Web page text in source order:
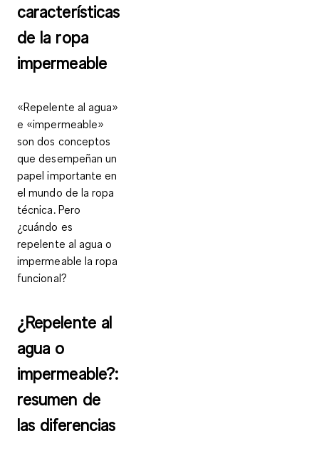
características
de la ropa
impermeable
«Repelente al agua»
e «impermeable»
son dos conceptos
que desempeñan un
papel importante en
el mundo de la ropa
técnica. Pero
¿cuándo es
repelente al agua o
impermeable la ropa
funcional?
¿Repelente al
agua o
impermeable?:
resumen de
las diferencias